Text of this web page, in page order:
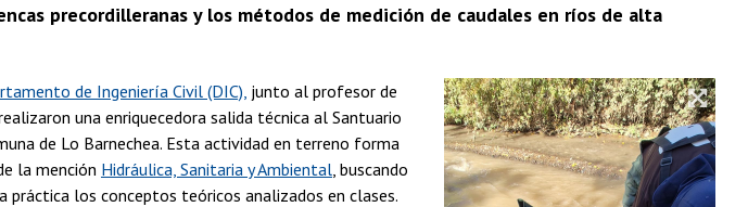
precordilleranas y los métodos de medición de caudales en ríos de alta
de Ingeniería Civil (DIC), junto al profesor de
una enriquecedora salida técnica al Santuario
de Lo Barnechea. Esta actividad en terreno forma
la mención Hidráulica, Sanitaria y Ambiental , buscando
práctica los conceptos teóricos analizados en clases.